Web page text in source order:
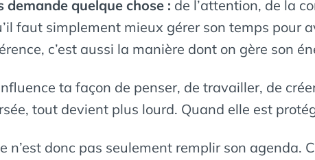
demande quelque chose : de l’attention, de la
faut simplement mieux gérer son temps pour
c’est aussi la manière dont on gère son
ta façon de penser, de travailler, de
tout devient plus lourd. Quand elle est
n’est donc pas seulement remplir son agenda.